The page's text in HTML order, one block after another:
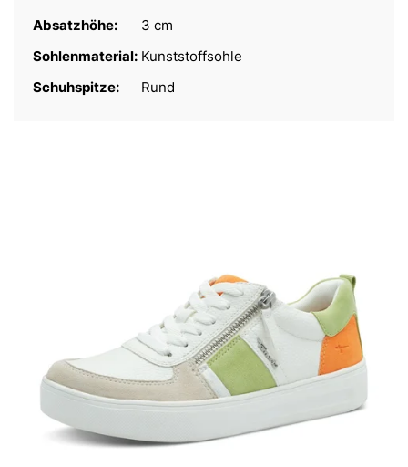
Absatzhöhe:
3 cm
Sohlenmaterial: Kunststoffsohle
Schuhspitze:
Rund